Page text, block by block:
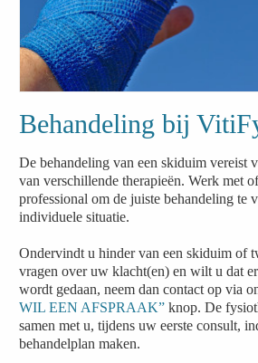
Behandeling bij
De behandeling van een skiduim vereist
van verschillende therapieën. Werk met
professional om de juiste behandeling te
individuele situatie.
Ondervindt u hinder van een skiduim of
vragen over uw klacht(en) en wilt u dat
wordt gedaan, neem dan contact op via
WIL EEN AFSPRAAK” knop. De
samen met u, tijdens uw eerste consult,
behandelplan maken.